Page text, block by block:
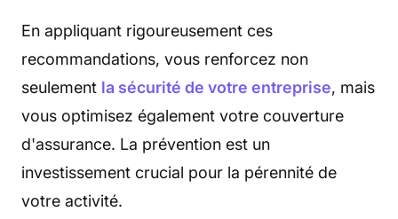
En appliquant rigoureusement ces
recommandations, vous renforcez non
seulement la sécurité de votre entreprise, mais
vous optimisez également votre couverture
d'assurance. La prévention est un
investissement crucial pour la pérennité de
votre activité.